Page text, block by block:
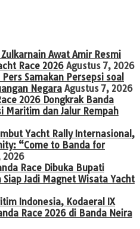
Awat Amir Resmi
Race 2026 Agustus 7, 2026
Samakan Persepsi soal
Negara Agustus 7, 2026
2026 Dongkrak Banda
Maritim dan Jalur Rempah
Yacht Rally Internasional,
“Come to Banda for
2026
Race Dibuka Bupati
Jadi Magnet Wisata Yacht
Indonesia, Kodaeral IX
Race 2026 di Banda Neira